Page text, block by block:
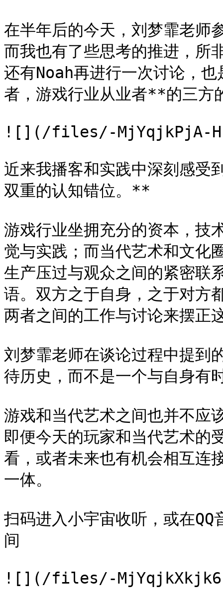
在半年后的今天，刘梦霏老师
而我也有了些思考的推进，所
还有Noah再进行一次讨论，
者，游戏行业从业者**的三方
![](/files/-MjYqjkPjA-
近来我播客和实践中深刻感受
双重的认知错位。**
游戏行业坐拥充分的资本，技
觉与实践；而当代艺术和文化
生产压过与观众之间的紧密联
语。双方之于自身，之于对方
两者之间的工作与讨论来摆正
刘梦霏老师在谈论过程中提
待历史，而不是一个与自身有
游戏和当代艺术之间也并不应
即便今天的玩家和当代艺术的
看，或者未来也有机会相互连
一体。
扫码进入小宇宙收听，或在
间
![](/files/-